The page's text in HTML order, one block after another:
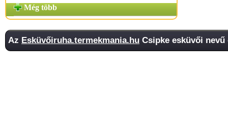
Még több
Az Esküvőiruha.termekmania.hu Csipke esküvői